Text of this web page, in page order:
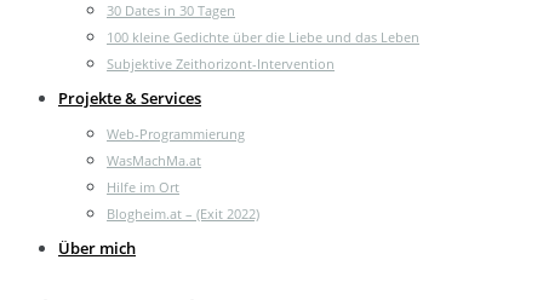
30 Dates in 30 Tagen
100 kleine Gedichte über die Liebe und das Leben
Subjektive Zeithorizont-Intervention
Projekte & Services
Web-Programmierung
WasMachMa.at
Hilfe im Ort
Blogheim.at – (Exit 2022)
Über mich